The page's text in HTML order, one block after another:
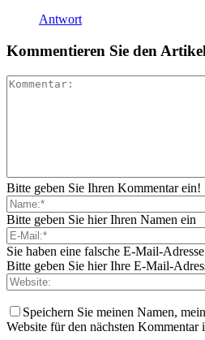
Antwort
Kommentieren Sie den Artikel
Bitte geben Sie Ihren Kommentar ein!
Bitte geben Sie hier Ihren Namen ein
Sie haben eine falsche E-Mail-
Bitte geben Sie hier Ihre E-Mail-
Speichern Sie meinen Namen,
Website für den nächsten Kommentar